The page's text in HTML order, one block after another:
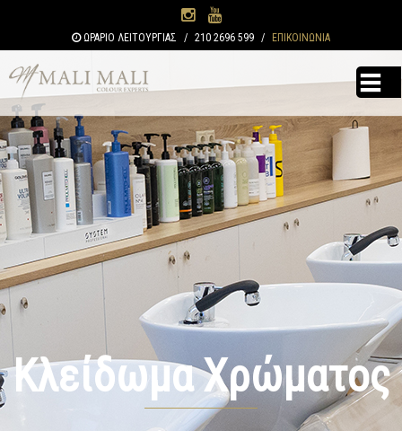
Παράκαμψη
κυρίως
ΩΡΑΡΙΟ ΛΕΙΤΟΥΡΓΙΑΣ / 210 2696 599 / ΕΠΙΚΟΙΝΩΝΙΑ
Κλείδωμα Χρώματος